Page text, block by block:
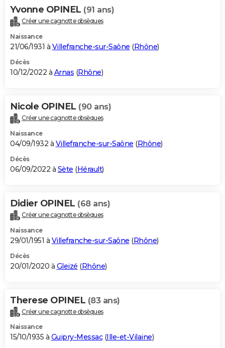
Carte de Noël
Carte Bonne année
Carte Saint-Valentin
Carte Pâques
Carte d'anniversaire
DICTIONNAIRE
Dictionnaire
Biographies
Citations
Expressions
Proverbes
PROGRAMME TV
S'inscrire
Se connecter
Lycées
Collèges
Primaires
Universités
Entreprises
Service militaire
Avis de recherche
AVIS DE DÉCÈS
Bricolage
Lifestyle
Culture
Sport
Auto
Television
Voyage
Cinema
Yvonne OPINEL (91 ans)
Créer une cagnotte obsèques
Naissance
21/06/1931 à Villefranche-sur-Saône (Rhône)
Décès
10/12/2022 à Arnas (Rhône)
Nicole OPINEL (90 ans)
Créer une cagnotte obsèques
Naissance
04/09/1932 à Villefranche-sur-Saône (Rhône)
Décès
06/09/2022 à Sète (Hérault)
Didier OPINEL (68 ans)
Créer une cagnotte obsèques
Naissance
29/01/1951 à Villefranche-sur-Saône (Rhône)
Décès
20/01/2020 à Gleizé (Rhône)
Therese OPINEL (83 ans)
Créer une cagnotte obsèques
Naissance
15/10/1935 à Guipry-Messac(Ille-et-Vilaine)